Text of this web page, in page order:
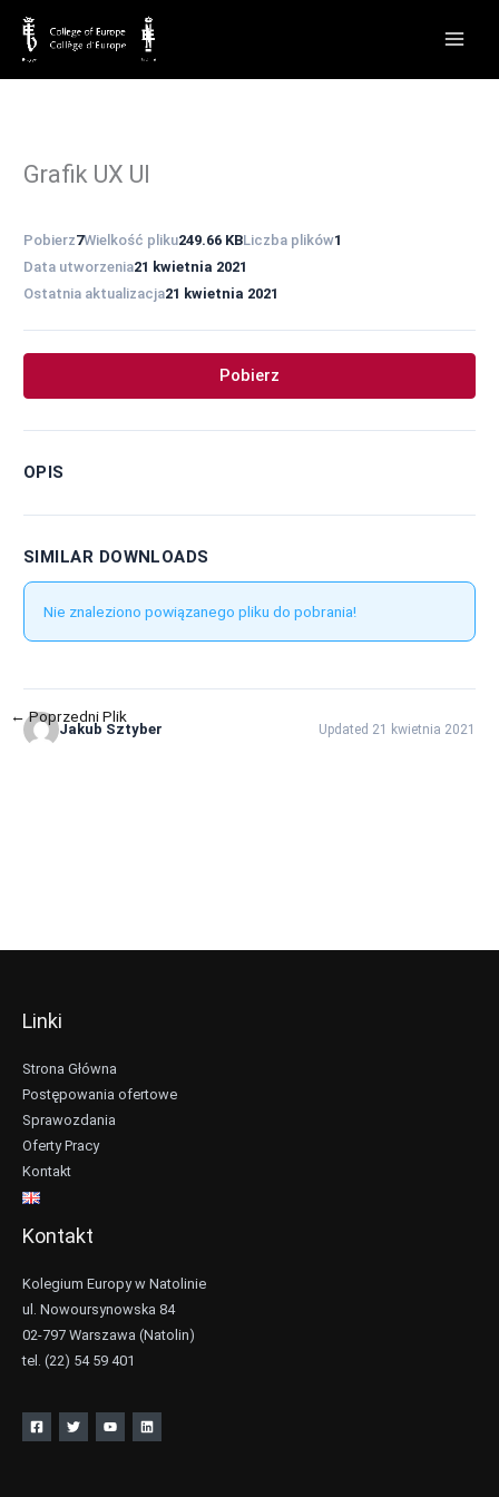
treści
Grafik UX UI
Pobierz7Wielkość pliku249.66 KBLiczba plików1
Data utworzenia21 kwietnia 2021
Ostatnia aktualizacja21 kwietnia 2021
Pobierz
OPIS
SIMILAR DOWNLOADS
Nie znaleziono powiązanego pliku do pobrania!
Jakub Sztyber Updated 21 kwietnia 2021
←Poprzedni Plik
Linki
Strona Główna
Postępowania ofertowe
Sprawozdania
Oferty Pracy
Kontakt
Kontakt
Kolegium Europy w Natolinie
ul. Nowoursynowska 84
02-797 Warszawa (Natolin)
tel. (22) 54 59 401